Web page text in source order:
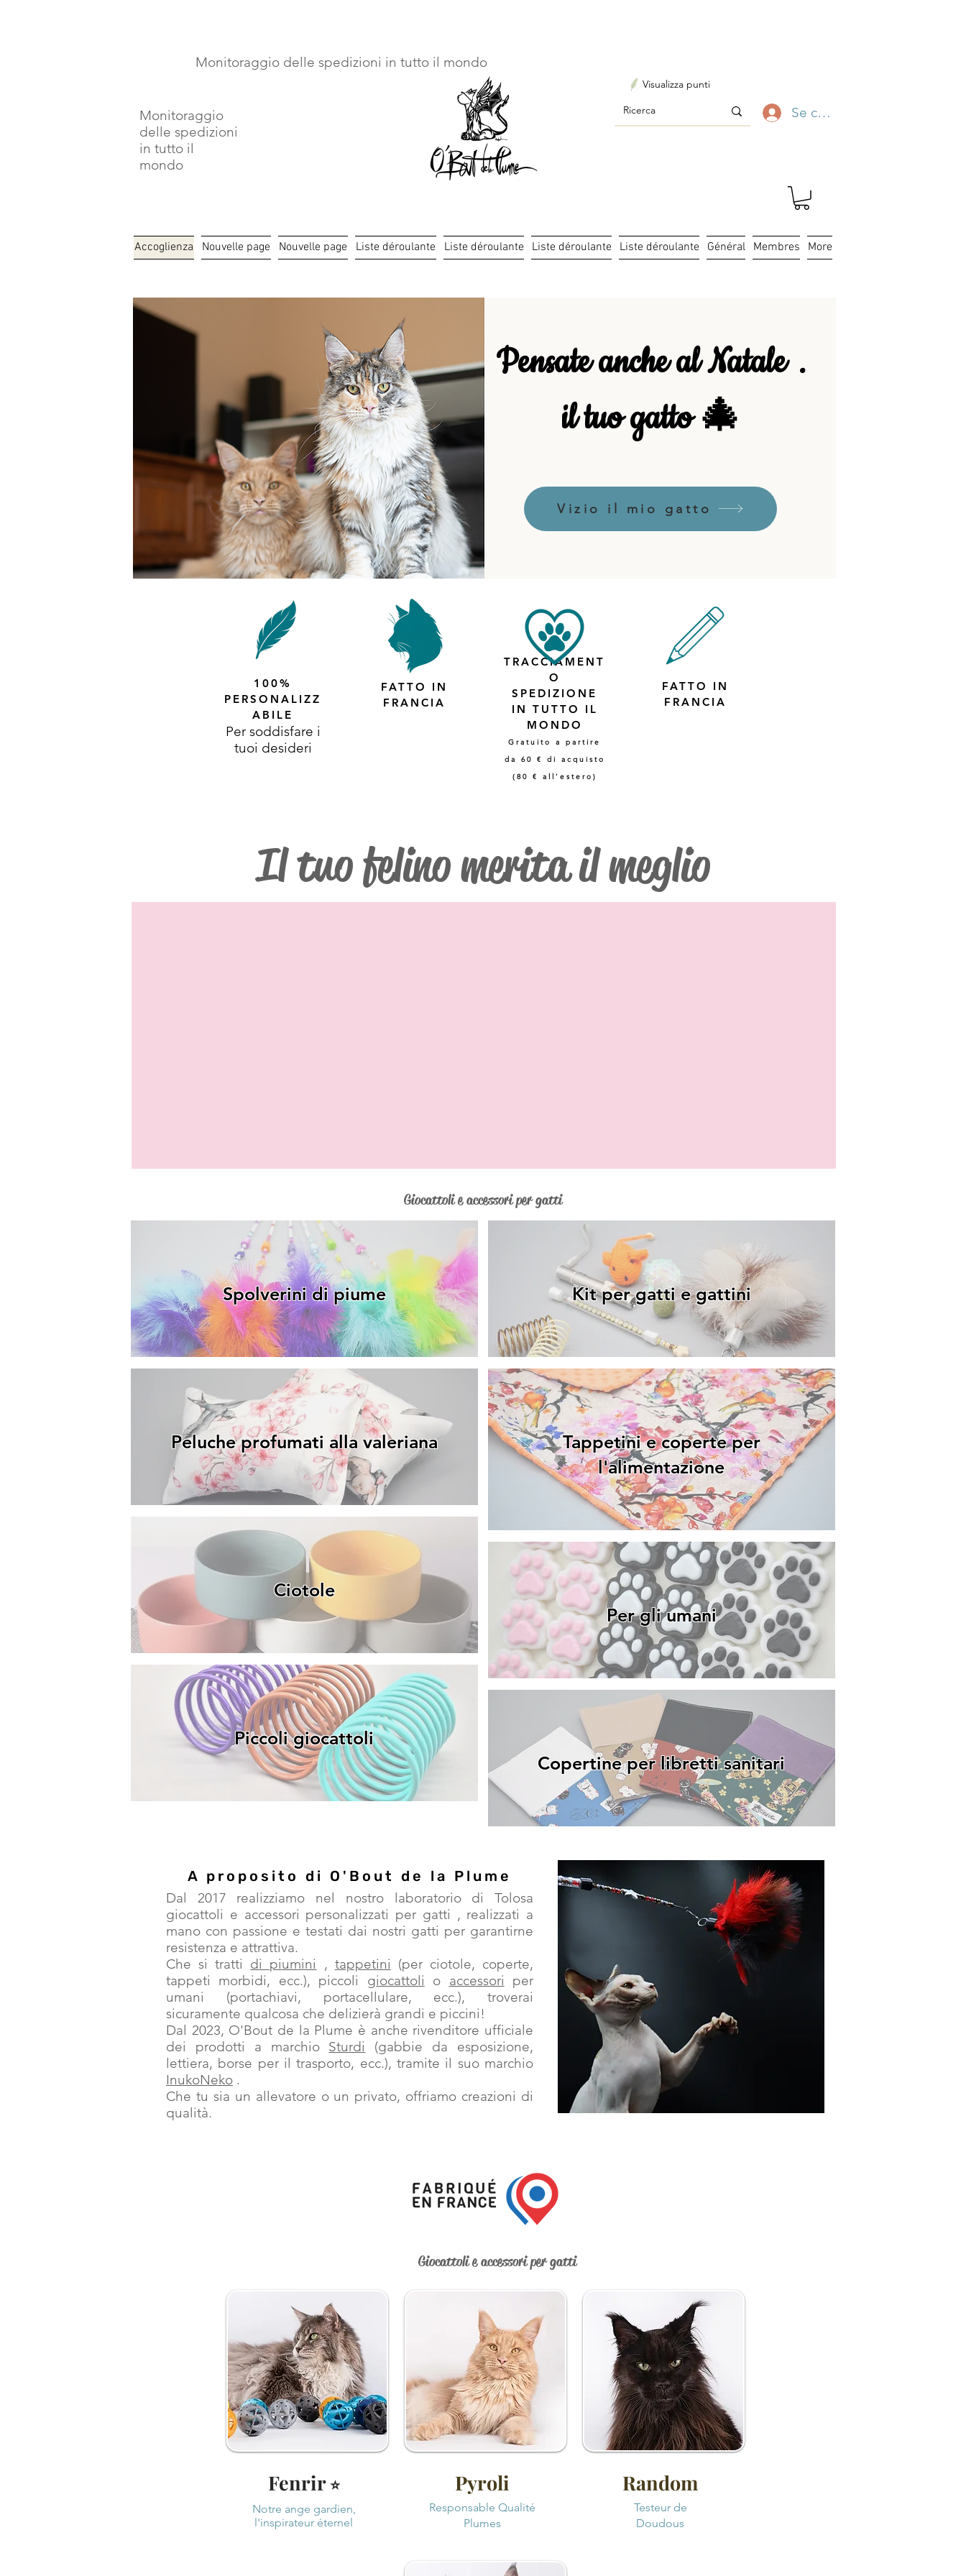
Monitoraggio delle spedizioni in tutto il mondo
Monitoraggio
delle spedizioni
in tutto il
mondo
Visualizza punti
Se connecter
Accoglienza Nouvelle page Nouvelle page Liste déroulante Liste déroulante Liste déroulante Liste déroulante Général Membres More
Vizio il mio gatto
Pensate anche al Natale .
il tuo gatto 🎄
100%
PERSONALIZZ
ABILE
Per soddisfare i
tuoi desideri
FATTO IN
FRANCIA
TRACCIAMENT
O
SPEDIZIONE
IN TUTTO IL
MONDO
Gratuito a partire
da 60 € di acquisto
(80 € all'estero)
FATTO IN
FRANCIA
Il tuo felino merita il meglio
Giocattoli e accessori per gatti
Spolverini di piume
Peluche profumati alla valeriana
Ciotole
Piccoli giocattoli
Kit per gatti e gattini
Tappetini e coperte per
l'alimentazione
Per gli umani
Copertine per libretti sanitari
A proposito di O'Bout de la Plume
Dal 2017 realizziamo nel nostro laboratorio di Tolosa
giocattoli e accessori personalizzati per gatti , realizzati a
mano con passione e testati dai nostri gatti per garantirne
resistenza e attrattiva.
Che si tratti di piumini , tappetini (per ciotole, coperte,
tappeti morbidi, ecc.), piccoli giocattoli o accessori per
umani (portachiavi, portacellulare, ecc.), troverai
sicuramente qualcosa che delizierà grandi e piccini!
Dal 2023, O'Bout de la Plume è anche rivenditore ufficiale
dei prodotti a marchio Sturdi
(gabbie da esposizione,
lettiera, borse per il trasporto, ecc.), tramite il suo marchio
InukoNeko .
Che tu sia un allevatore o un privato, offriamo creazioni di
qualità.
Giocattoli e accessori per gatti
Fenrir⭐
Notre ange gardien,
l'inspirateur éternel
Pyroli
Responsable Qualité
Plumes
Random
Testeur de
Doudous